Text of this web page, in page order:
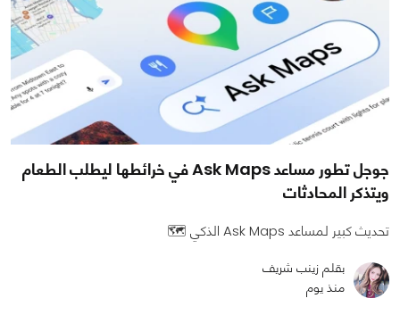
جوجل تطور مساعد Ask Maps في خرائطها ليطلب الطعام
ويتذكر المحادثات
تحديث كبير لمساعد Ask Maps الذكي 🗺️
بقلم زينب شريف
منذ يوم